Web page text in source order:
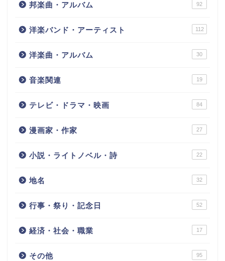
邦楽曲・アルバム 92
洋楽バンド・アーティスト 112
洋楽曲・アルバム 30
音楽関連 19
テレビ・ドラマ・映画 84
漫画家・作家 27
小説・ライトノベル・詩 22
地名 32
行事・祭り・記念日 52
経済・社会・職業 17
その他 95